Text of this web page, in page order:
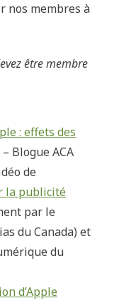
nos membres à
être membre
: effets des
– Blogue ACA
de
la publicité
par le
du Canada) et
du
d’Apple